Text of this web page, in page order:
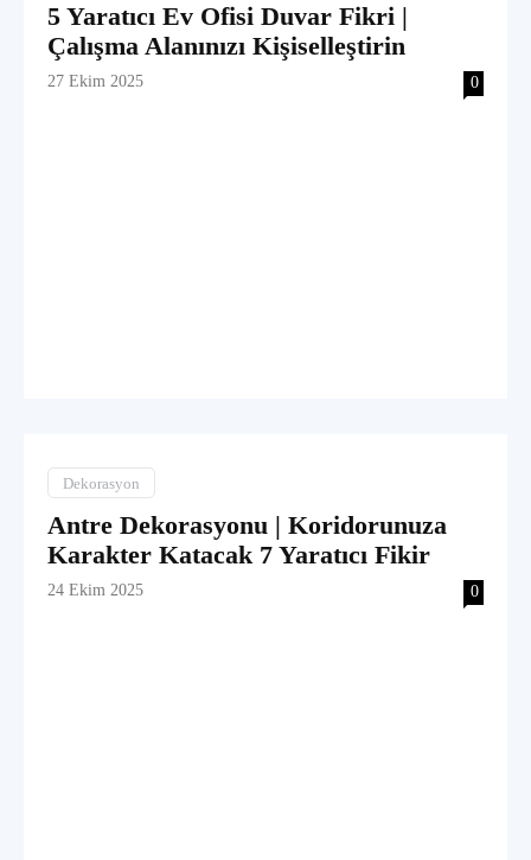
5 Yaratıcı Ev Ofisi Duvar Fikri |
Çalışma Alanınızı Kişiselleştirin
27 Ekim 2025 0
Dekorasyon
Antre Dekorasyonu | Koridorunuza
Karakter Katacak 7 Yaratıcı Fikir
24 Ekim 2025 0